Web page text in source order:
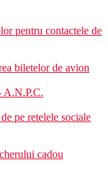
cost)
pentru contactele de
biletelor de avion
pe retelele sociale
cadou